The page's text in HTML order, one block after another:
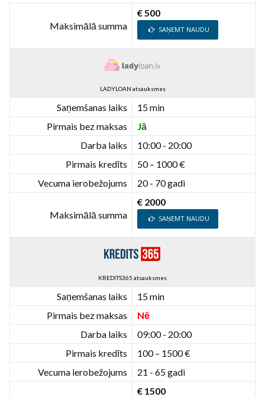
Maksimālā summa
€ 500
SAŅEMT NAUDU
LADYLOAN atsauksmes
Saņemšanas laiks
15 min
Pirmais bez maksas
Jā
Darba laiks
10:00 - 20:00
Pirmais kredīts
50 – 1000 €
Vecuma ierobežojums
20 - 70 gadi
Maksimālā summa
€ 2000
SAŅEMT NAUDU
KREDITS365 atsauksmes
Saņemšanas laiks
15 min
Pirmais bez maksas
Nē
Darba laiks
09:00 - 20:00
Pirmais kredīts
100 – 1500 €
Vecuma ierobežojums
21 - 65 gadi
€ 1500